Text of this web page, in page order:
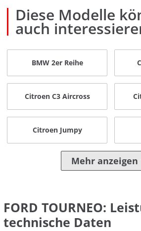
Diese Modelle
auch
BMW 2er Reihe
Citroen C3 Aircross
Citroen Jumpy
Mehr anzeigen
FORD TOURNEO:
technische Daten